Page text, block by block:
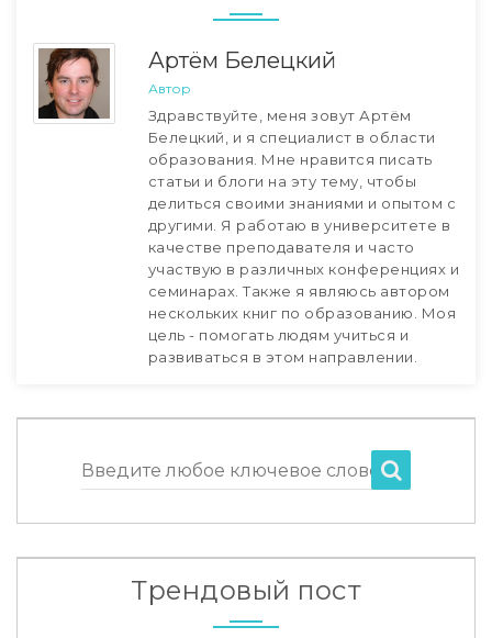
Артём Белецкий
Автор
Здравствуйте, меня зовут Артём
Белецкий, и я специалист в области
образования. Мне нравится писать
статьи и блоги на эту тему, чтобы
делиться своими знаниями и опытом с
другими. Я работаю в университете в
качестве преподавателя и часто
участвую в различных конференциях и
семинарах. Также я являюсь автором
нескольких книг по образованию. Моя
цель - помогать людям учиться и
развиваться в этом направлении.
Введите любое ключевое слово
Трендовый пост